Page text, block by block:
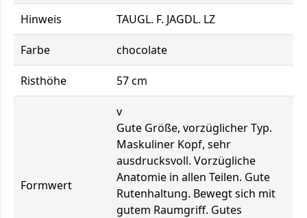
Hinweis TAUGL. F. JAGDL. LZ
Farbe chocolate
Risthöhe 57 cm
Formwert
v
Gute Größe, vorzüglicher Typ.
Maskuliner Kopf, sehr
ausdrucksvoll. Vorzügliche
Anatomie in allen Teilen. Gute
Rutenhaltung. Bewegt sich mit
gutem Raumgriff. Gutes